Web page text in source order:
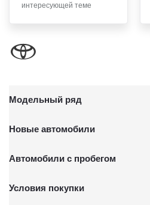
интересующей теме
Модельный ряд
Новые автомобили
Автомобили с пробегом
Условия покупки